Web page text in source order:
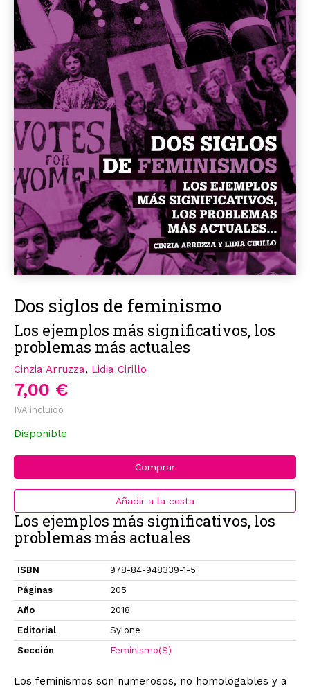
Dos siglos de feminismo
Los ejemplos más significativos, los
problemas más actuales
Cinzia Arruzza, Lidia Cirillo
7,00 €
IVA incluido
Disponible
Comprar
Añadir a la cesta
Los ejemplos más significativos, los
problemas más actuales
ISBN
978-84-948339-1-5
Páginas
205
Año
2018
Editorial
Sylone
Sección
Feminismo(S)
Los feminismos son numerosos, no homologables y a